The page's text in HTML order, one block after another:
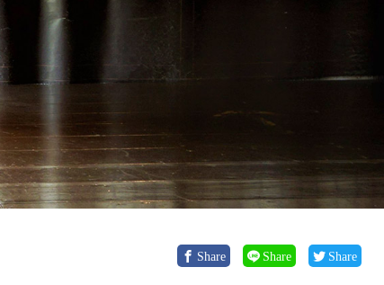
Share Share Share